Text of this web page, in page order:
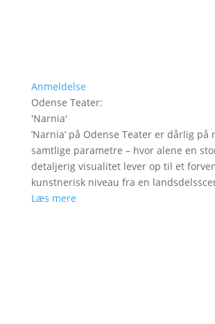
Anmeldelse
Odense Teater:
'Narnia'
’Narnia’ på Odense Teater er dårlig på
samtlige parametre – hvor alene en
detaljerig visualitet lever op til et
kunstnerisk niveau fra en
Læs mere